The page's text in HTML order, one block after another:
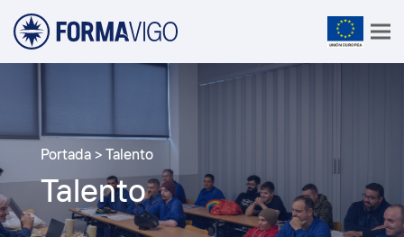
Portada> Talento
Talento